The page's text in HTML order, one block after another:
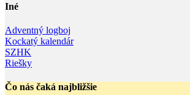
Iné
Adventný logboj
Kockatý kalendár
SZHK
Riešky
Čo nás čaká najbližšie